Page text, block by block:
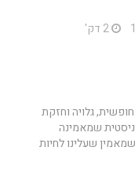
2 דק'
גלויה וחזקת
שמאמינה
שעלינו לחיות